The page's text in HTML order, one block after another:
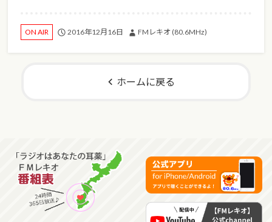
ON AIR 2016年12月16日 FMレキオ (80.6MHz)
ホームに戻る